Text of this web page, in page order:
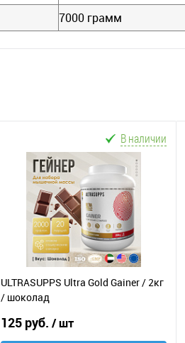
7000 грамм
В наличии
ULTRASUPPS Ultra Gold Gainer / 2кг
/ шоколад
125 руб. / шт